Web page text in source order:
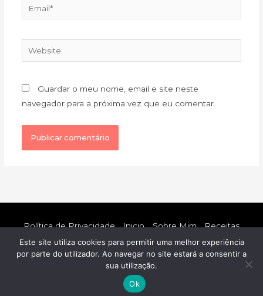
Website
Guardar o meu nome, email e site neste
navegador para a próxima vez que eu comentar.
Política de Privacidade Inicio Sobre Mim
Receitas
Blog
Contacto
Francisca Oliveira | Nutricionista e
Desenvolvido porBamboo Virtual Support
Este site utiliza cookies para permitir uma melhor experiência
por parte do utilizador. Ao navegar no site estará a consentir a
sua utilização.
Ok